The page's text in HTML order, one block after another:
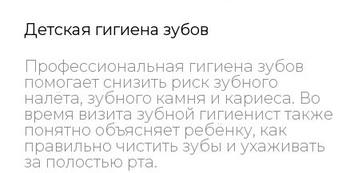
Детская гигиена зубов
Профессиональная гигиена зубов
помогает снизить риск зубного
налёта, зубного камня и кариеса. Во
время визита зубной гигиенист также
понятно объясняет ребёнку, как
правильно чистить зубы и ухаживать
за полостью рта.